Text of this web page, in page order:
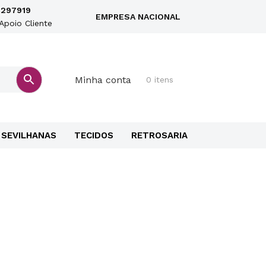
Cliente
EMPRESA NACIONAL
Minha conta 0 itens
SEVILHANAS TECIDOS RETROSARIA